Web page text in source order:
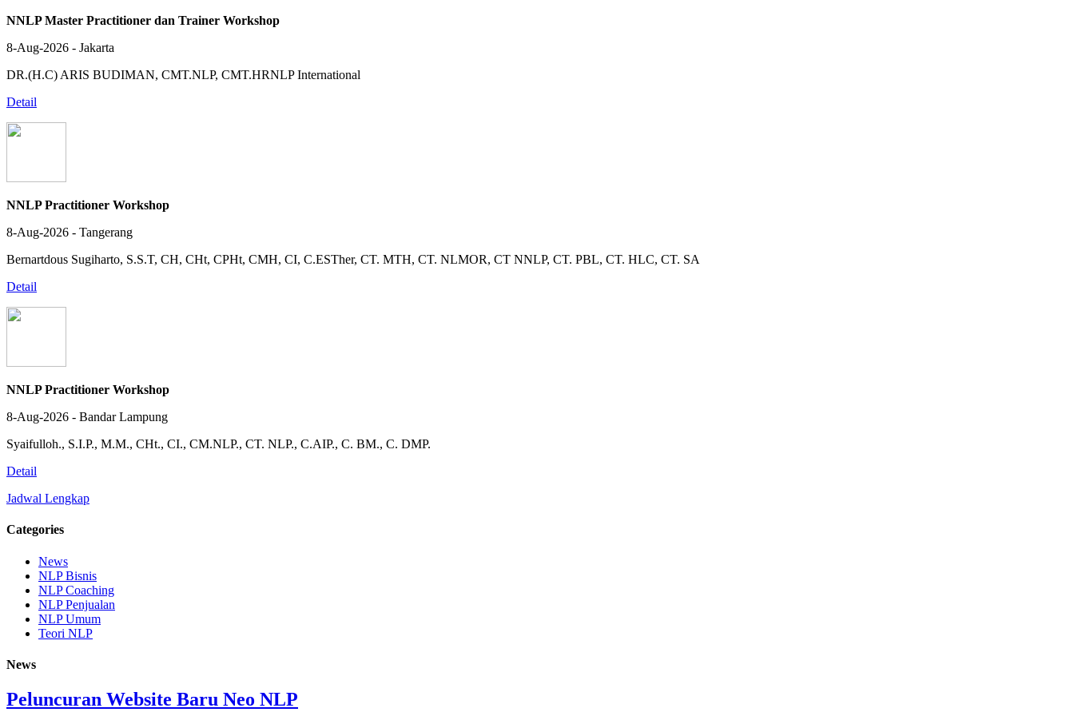
NNLP Master Practitioner dan Trainer Workshop
8-Aug-2026 - Jakarta
DR.(H.C) ARIS BUDIMAN, CMT.NLP, CMT.HRNLP International
Detail
NNLP Practitioner Workshop
8-Aug-2026 - Tangerang
Bernartdous Sugiharto, S.S.T, CH, CHt, CPHt, CMH, CI, C.ESTher, CT. MTH, CT. NLMOR, CT NNLP, CT. PBL, CT. HLC, CT. SA
Detail
NNLP Practitioner Workshop
8-Aug-2026 - Bandar Lampung
Syaifulloh., S.I.P., M.M., CHt., CI., CM.NLP., CT. NLP., C.AIP., C. BM., C. DMP.
Detail
Jadwal Lengkap
Categories
News
NLP Bisnis
NLP Coaching
NLP Penjualan
NLP Umum
Teori NLP
News
Peluncuran Website Baru Neo NLP